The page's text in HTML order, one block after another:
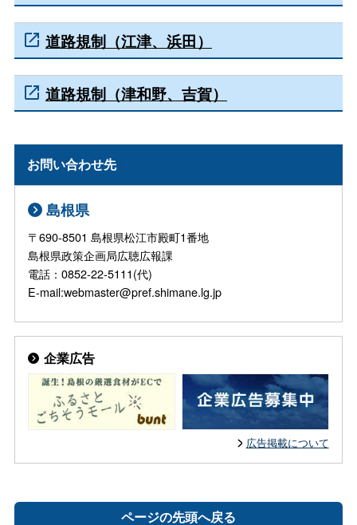
道路規制（江津、浜田）
道路規制（津和野、吉賀）
お問い合わせ先
島根県
〒690-8501 島根県松江市殿町1番地
島根県政策企画局広聴広報課
電話：0852-22-5111(代)
E-mail:webmaster@pref.shimane.lg.jp
企業広告
広告掲載について
ページの先頭へ戻る